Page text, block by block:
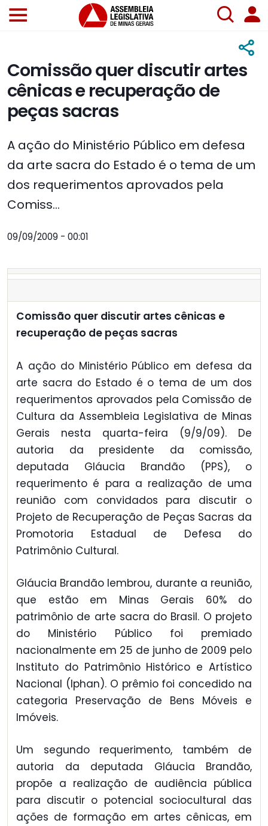
Comissão quer discutir artes
cênicas e recuperação de
peças sacras
A ação do Ministério Público em defesa
da arte sacra do Estado é o tema de um
dos requerimentos aprovados pela
Comiss...
09/09/2009 - 00:01
Comissão quer discutir artes cênicas e
recuperação de peças sacras
A ação do Ministério Público em defesa da
arte sacra do Estado é o tema de um dos
requerimentos aprovados pela Comissão de
Cultura da Assembleia Legislativa de Minas
Gerais nesta quarta-feira (9/9/09). De
autoria da presidente da comissão,
deputada Gláucia Brandão (PPS), o
requerimento é para a realização de uma
reunião com convidados para discutir o
Projeto de Recuperação de Peças Sacras da
Promotoria Estadual de Defesa do
Patrimônio Cultural.
Gláucia Brandão lembrou, durante a reunião,
que estão em Minas Gerais 60% do
patrimônio de arte sacra do Brasil. O projeto
do Ministério Público foi premiado
nacionalmente em 25 de junho de 2009 pelo
Instituto do Patrimônio Histórico e Artístico
Nacional (Iphan). O prêmio foi concedido na
categoria Preservação de Bens Móveis e
Imóveis.
Um segundo requerimento, também de
autoria da deputada Gláucia Brandão,
propõe a realização de audiência pública
para discutir o potencial sociocultural das
ações de formação em artes cênicas, em